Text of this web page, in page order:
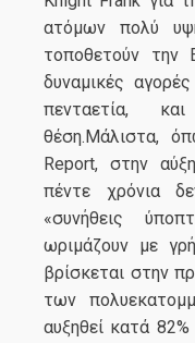
ατόμων πολύ
τοποθετούν την
δυναμικές
πενταετία,
θέση.Μάλιστα,
Report, στην
πέντε χρόνια
«συνήθεις
ωριμάζουν με
βρίσκεται στην
των
αυξηθεί κατά